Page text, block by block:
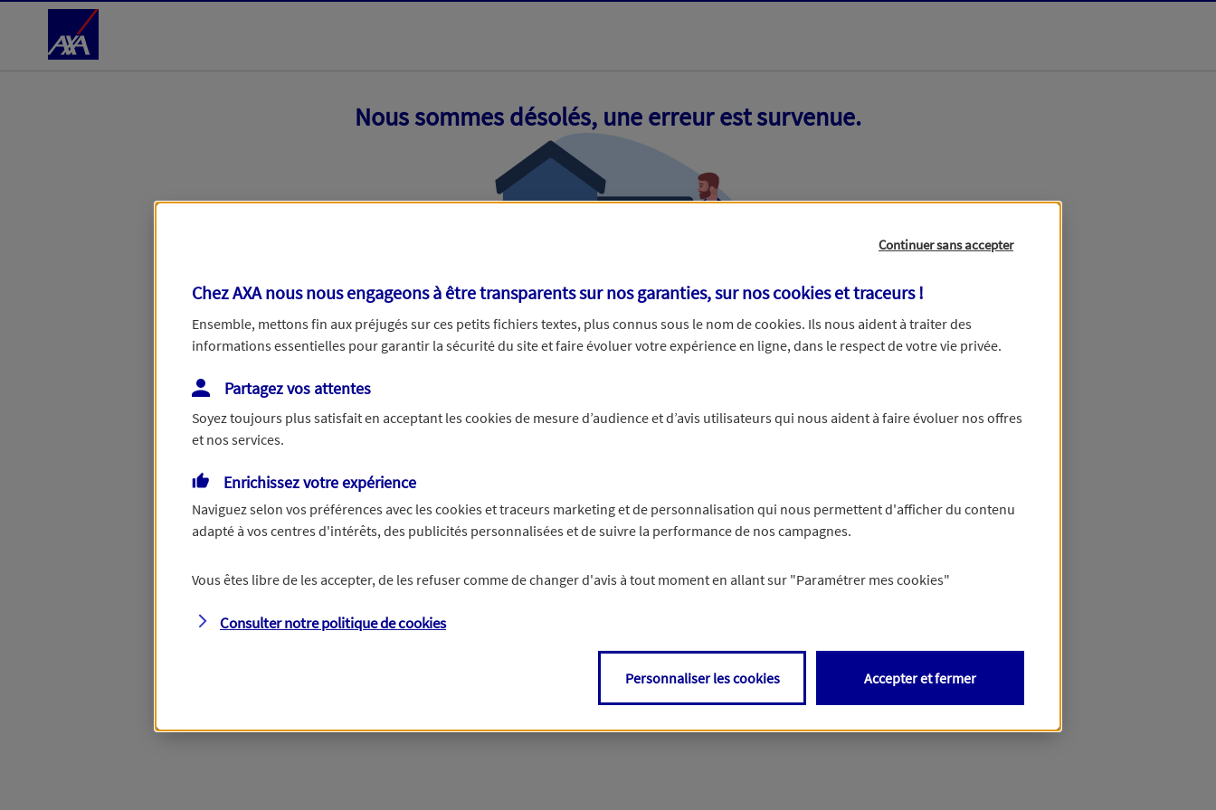
Accéder au Contenu
Nous sommes désolés, une erreur est survenue.
Continuer sans accepter
Chez AXA nous nous engageons à être transparents sur nos garanties, sur noscookies et traceurs!
Ensemble, mettons fin aux préjugés sur ces petits fichiers textes, plus connus sous le nom decookies. Ils nous aident à traiter des
informations essentielles pour garantir la sécurité du site et faire évoluer votre expérience en ligne, dans le respect de votre vie privée.
Partagez vos attentes
Soyez toujours plus satisfait en acceptant lescookiesde mesure d’audience et d’avis utilisateurs qui nous aident à faire évoluer nos offres
et nos services.
Enrichissez votre expérience
Naviguez selon vos préférences avec lescookies et traceurs marketing et de personnalisation qui nous permettent d'afficher du contenu
adapté à vos centres d'intérêts, des publicités personnalisées et de suivre la performance de nos campagnes.
Vous êtes libre de les accepter, de les refuser comme de changer d'avis à tout moment en allant sur "Paramétrer mescookies"
Consulter notre politique decookies
Personnaliser les cookies Accepter et fermer